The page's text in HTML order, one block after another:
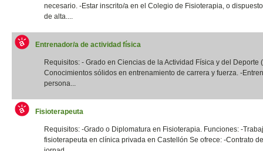
necesario. -Estar inscrito/a en el Colegio de Fisioterapia, o
de alta....
Entrenador/a de actividad física
Requisitos: - Grado en Ciencias de la Actividad Física y del Deporte
Conocimientos sólidos en entrenamiento de carrera y fuerza. -
persona...
Fisioterapeuta
Requisitos: -Grado o Diplomatura en Fisioterapia. Funciones: -
fisioterapeuta en clínica privada en Castellón Se ofrece: -Contrato